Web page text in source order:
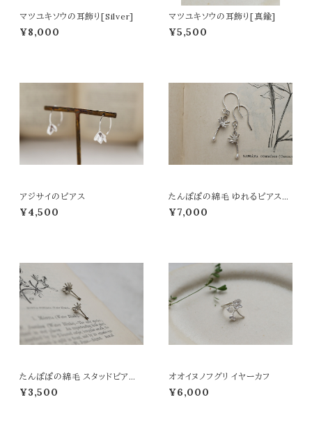
マツユキソウの耳飾り[Silver]
¥8,000
マツユキソウの耳飾り[真鍮]
¥5,500
アジサイのピアス
¥4,500
たんぽぽの綿毛 ゆれるピアス/
イヤリング
¥7,000
たんぽぽの綿毛 スタッドピアス
[片耳]
¥3,500
オオイヌノフグリ イヤーカフ
¥6,000